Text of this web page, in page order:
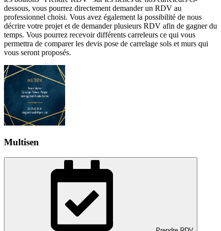
dessous, vous pourrez directement demander un RDV au
professionnel choisi. Vous avez également la possibilité de nous
décrire votre projet et de demander plusieurs RDV afin de gagner du
temps. Vous pourrez recevoir différents carreleurs ce qui vous
permettra de comparer les devis pose de carrelage sols et murs qui
vous seront proposés.
Multisen